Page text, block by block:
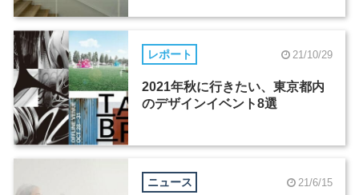
レポート 21/10/29
2021年秋に行きたい、東京都内
のデザインイベント8選
ニュース 21/6/15